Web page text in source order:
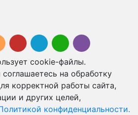
cookie-файлы.
на обработку
корректной работы сайта,
и других целей,
конфиденциальности.